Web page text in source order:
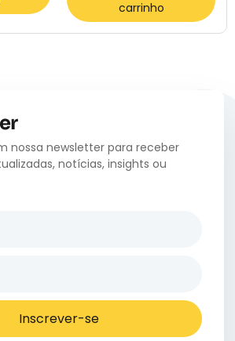
carrinho
nossa newsletter para receber
notícias, insights ou
Inscrever-se